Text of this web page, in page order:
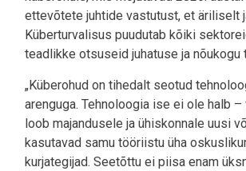
ettevõtete juhtide vastutust, et äriliselt
Küberturvalisus puudutab kõiki
teadlikke otsuseid juhatuse ja nõukogu
„Küberohud on tihedalt seotud
arenguga. Tehnoloogia ise ei ole halb
loob majandusele ja ühiskonnale uusi
kasutavad samu tööriistu üha
kurjategijad. Seetõttu ei piisa enam